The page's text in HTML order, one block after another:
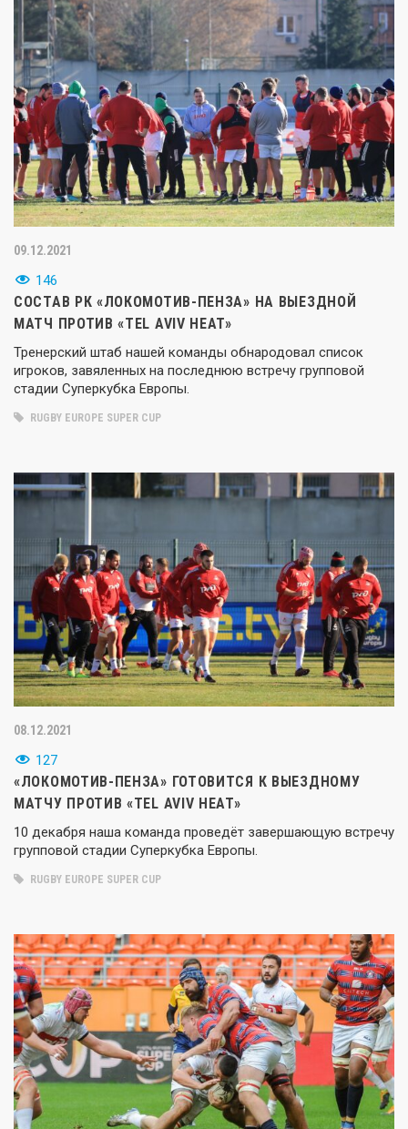
09.12.2021
146
СОСТАВ РК «ЛОКОМОТИВ-ПЕНЗА» НА ВЫЕЗДНОЙ
МАТЧ ПРОТИВ «TEL AVIV HEAT»
Тренерский штаб нашей команды обнародовал список
игроков, завяленных на последнюю встречу групповой
стадии Суперкубка Европы.
RUGBY EUROPE SUPER CUP
08.12.2021
127
«ЛОКОМОТИВ-ПЕНЗА» ГОТОВИТСЯ К ВЫЕЗДНОМУ
МАТЧУ ПРОТИВ «TEL AVIV HEAT»
10 декабря наша команда проведёт завершающую встречу
групповой стадии Суперкубка Европы.
RUGBY EUROPE SUPER CUP